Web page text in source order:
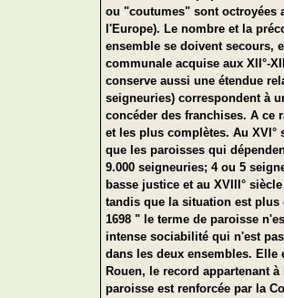
ou "coutumes" sont octroyées
l'Europe). Le nombre et la
ensemble se doivent secours,
communale acquise aux XII°-
conserve aussi une étendue
seigneuries) correspondent à
concéder des franchises. A
et les plus complètes. Au
que les paroisses qui
9.000 seigneuries; 4 ou 5
basse justice et au XVIII°
tandis que la situation est
1698 " le terme de paroisse
intense sociabilité qui n'est
dans les deux ensembles. Elle
Rouen, le record appartenant
paroisse est renforcée par la